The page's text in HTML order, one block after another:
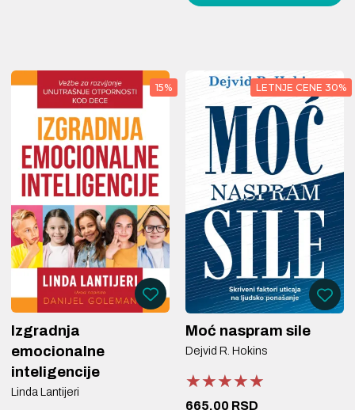
15%
Izgradnja
emocionalne
inteligencije
Linda Lantijeri
LETNJE CENE 30%
Moć naspram sile
Dejvid R. Hokins
★★★★★
★★★★★
★★★★★
665,00 RSD